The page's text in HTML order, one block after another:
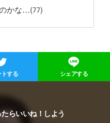
かな…(ﾌﾌ)
する シェアする
らいいね！しよう